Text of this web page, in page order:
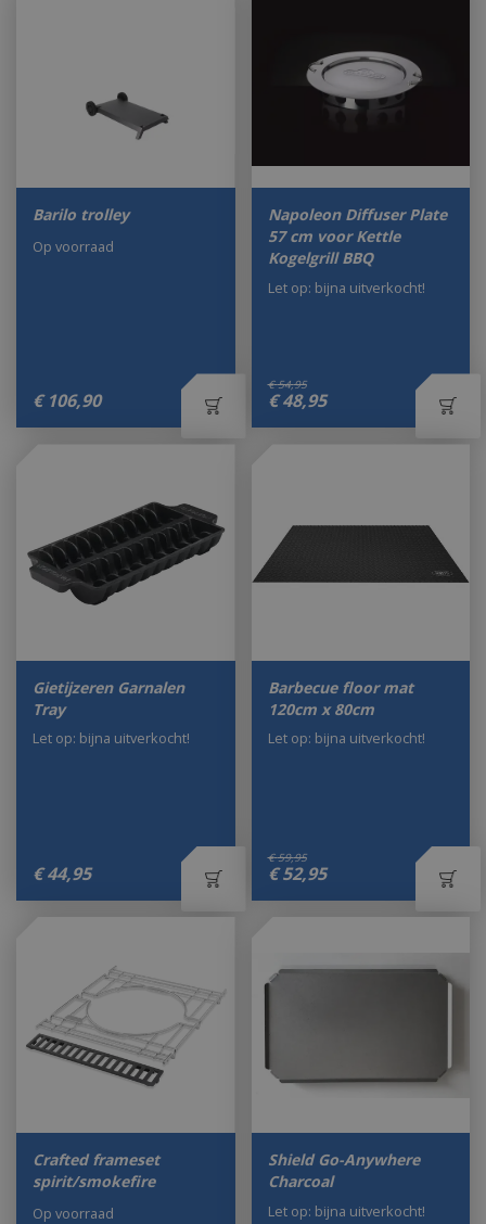
Barilo trolley
€ 106,90
Op voorraad
Napoleon Diffuser Plate
57 cm voor Kettle
Kogelgrill BBQ
€ 54,95
€ 48,95
Let op: bijna uitverkocht!
Gietijzeren Garnalen
Tray
€ 44,95
Let op: bijna uitverkocht!
Barbecue floor mat
120cm x 80cm
€ 59,95
€ 52,95
Let op: bijna uitverkocht!
Crafted frameset
spirit/smokefire
Op voorraad
Shield Go-Anywhere
Charcoal
Let op: bijna uitverkocht!